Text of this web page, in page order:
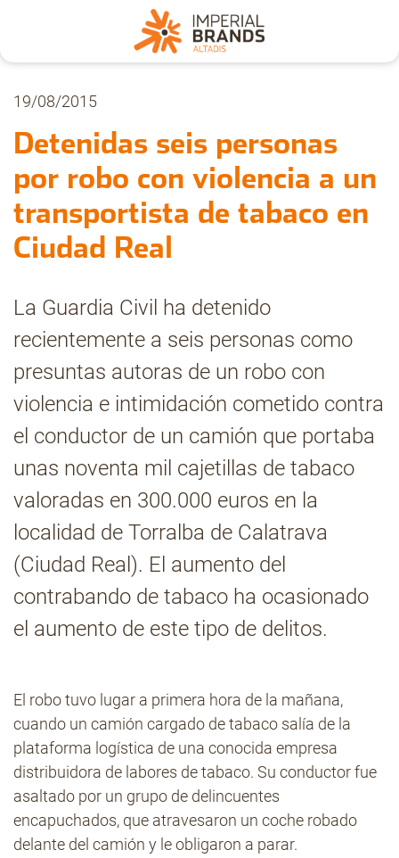
Nosotros
Secciones
Denuncia
Archivo
Estadísticas CMT
19/08/2015
Detenidas seis personas
por robo con violencia a un
transportista de tabaco en
Ciudad Real
La Guardia Civil ha detenido
recientemente a seis personas como
presuntas autoras de un robo con
violencia e intimidación cometido contra
el conductor de un camión que portaba
unas noventa mil cajetillas de tabaco
valoradas en 300.000 euros en la
localidad de Torralba de Calatrava
(Ciudad Real). El aumento del
contrabando de tabaco ha ocasionado
el aumento de este tipo de delitos.
El robo tuvo lugar a primera hora de la mañana,
cuando un camión cargado de tabaco salía de la
plataforma logística de una conocida empresa
distribuidora de labores de tabaco. Su conductor fue
asaltado por un grupo de delincuentes
encapuchados, que atravesaron un coche robado
delante del camión y le obligaron a parar.